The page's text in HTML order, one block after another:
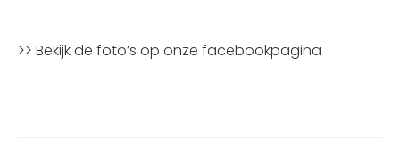
>> Bekijk de foto’s op onze facebookpagina